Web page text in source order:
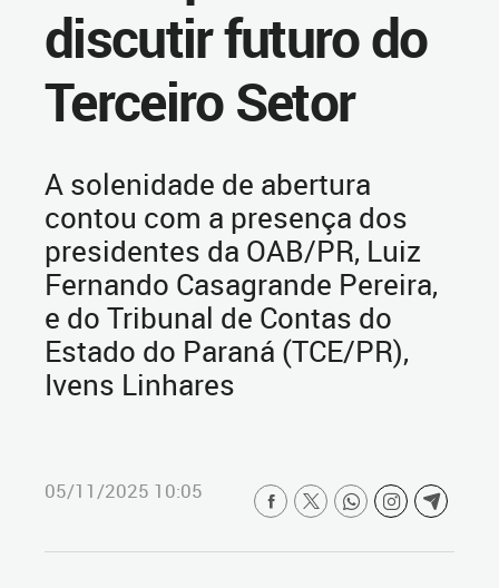
discutir futuro do
Terceiro Setor
A solenidade de abertura
contou com a presença dos
presidentes da OAB/PR, Luiz
Fernando Casagrande Pereira,
e do Tribunal de Contas do
Estado do Paraná (TCE/PR),
Ivens Linhares
05/11/2025 10:05